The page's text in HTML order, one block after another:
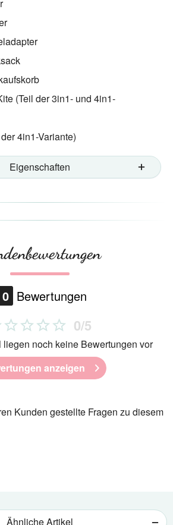
(Teil der 3in1- und 4in1-
4in1-Variante)
Eigenschaften
0 Bewertungen
0/5
liegen noch keine Bewertungen vor
anzeigen
Kunden gestellte Fragen zu diesem
Ähnliche Artikel